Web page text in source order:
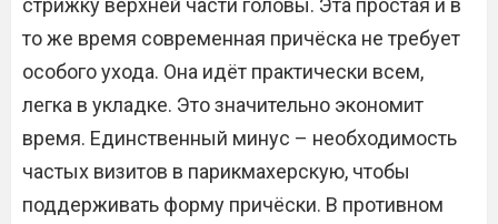
стрижку верхней части головы. Эта простая и в
то же время современная причёска не требует
особого ухода. Она идёт практически всем,
легка в укладке. Это значительно экономит
время. Единственный минус – необходимость
частых визитов в парикмахерскую, чтобы
поддерживать форму причёски. В противном